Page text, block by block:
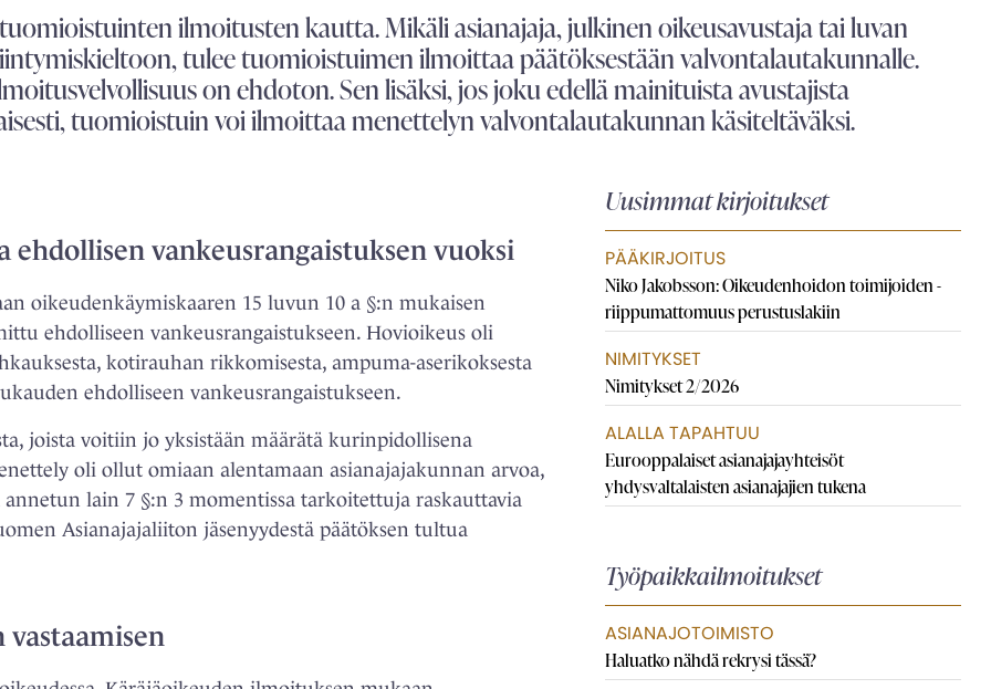
ilmoitusten kautta. Mikäli asianajaja, julkinen oikeusavustaja tai luvan
tulee tuomio­istuimen ilmoittaa päätöksestään valvontalautakunnalle.
on ehdoton. Sen lisäksi, jos joku edellä mainituista avustajista
tuomioistuin voi ilmoittaa menettelyn valvontalautakunnan käsiteltäväksi.
vankeusrangaistuksen vuoksi
oikeudenkäymiskaaren 15 luvun 10 a §:n mukaisen
ehdolliseen vankeusrangaistukseen. Hovioikeus oli
kotirauhan rikkomisesta, ampuma-aserikoksesta
ehdolliseen vankeusrangaistukseen.
joista voitiin jo yksistään määrätä kurinpidollisena
oli ollut omiaan alentamaan asianajajakunnan arvoa,
lain 7 §:n 3 momentissa tarkoitettuja raskauttavia
Asianajajaliiton jäsenyydestä päätöksen tultua
Uusimmat kirjoitukset
PÄÄKIRJOITUS
Niko Jakobsson: Oikeudenhoidon toimijoiden ­
riippumattomuus perustuslakiin
NIMITYKSET
Nimitykset 2/2026
ALALLA TAPAHTUU
Eurooppalaiset asianajaja­yhteisöt
yhdysvaltalaisten asianajajien tukena
Työpaikkailmoitukset
ASIANAJOTOIMISTO
Haluatko nähdä rekrysi tässä?